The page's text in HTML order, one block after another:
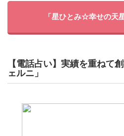
「星ひとみ☆幸せの天
【電話占い】実績を重ねて
ェルニ」